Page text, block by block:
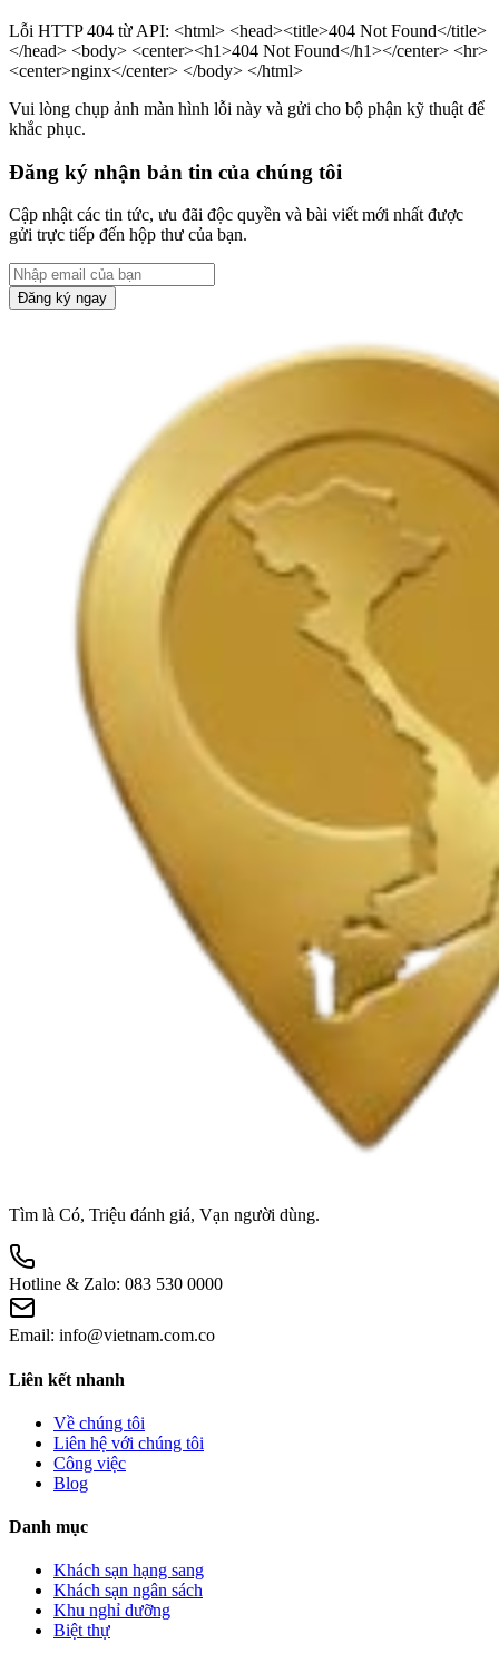
Lỗi HTTP 404 từ API: <html> <head><title>404 Not Found</title>
</head> <body> <center><h1>404 Not Found</h1></center> <hr>
<center>nginx</center> </body> </html>
Vui lòng chụp ảnh màn hình lỗi này và gửi cho bộ phận kỹ thuật để
khắc phục.
Đăng ký nhận bản tin của chúng tôi
Cập nhật các tin tức, ưu đãi độc quyền và bài viết mới nhất được
gửi trực tiếp đến hộp thư của bạn.
Đăng ký ngay
Tìm là Có, Triệu đánh giá, Vạn người dùng.
Hotline & Zalo: 083 530 0000
Email: info@vietnam.com.co
Liên kết nhanh
Về chúng tôi
Liên hệ với chúng tôi
Công việc
Blog
Danh mục
Khách sạn hạng sang
Khách sạn ngân sách
Khu nghỉ dưỡng
Biệt thự